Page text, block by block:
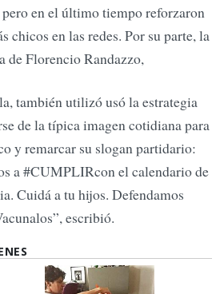
en el último tiempo reforzaron
chicos en las redes. Por su parte, la
de Florencio Randazzo,
también utilizó usó la estrategia
de la típica imagen cotidiana para
y remarcar su slogan partidario:
a #CUMPLIRcon el calendario de
Cuidá a tu hijos. Defendamos
escribió.